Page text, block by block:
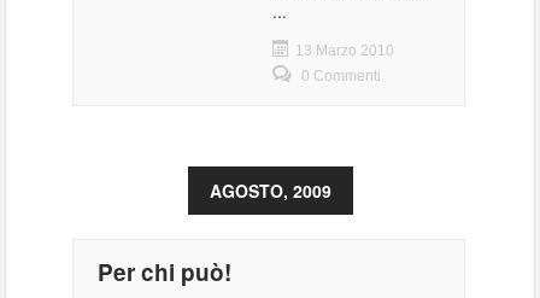
...
13 Marzo 2010
0 Commenti
AGOSTO, 2009
Per chi può!